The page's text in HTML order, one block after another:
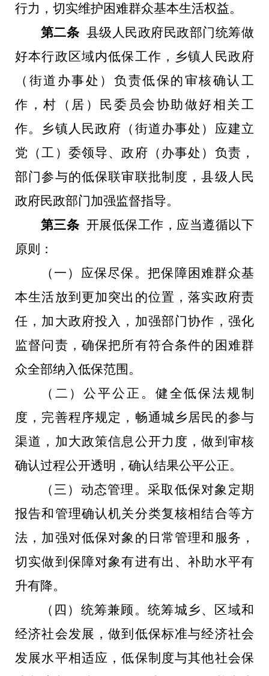
行力，切实维护困难群众基本生活权益。
第二条 县级人民政府民政部门统筹做
好本行政区域内低保工作，乡镇人民政府
（街道办事处）负责低保的审核确认工
作，村（居）民委员会协助做好相关工
作。乡镇人民政府（街道办事处）应建立
党（工）委领导、政府（办事处）负责，
部门参与的低保联审联批制度，县级人民
政府民政部门加强监督指导。
第三条 开展低保工作，应当遵循以下
原则：
（一）应保尽保。把保障困难群众基
本生活放到更加突出的位置，落实政府责
任，加大政府投入，加强部门协作，强化
监督问责，确保把所有符合条件的困难群
众全部纳入低保范围。
（二）公平公正。健全低保法规制
度，完善程序规定，畅通城乡居民的参与
渠道，加大政策信息公开力度，做到审核
确认过程公开透明，确认结果公平公正。
（三）动态管理。采取低保对象定期
报告和管理确认机关分类复核相结合等方
法，加强对低保对象的日常管理和服务，
切实做到保障对象有进有出、补助水平有
升有降。
（四）统筹兼顾。统筹城乡、区域和
经济社会发展，做到低保标准与经济社会
发展水平相适应，低保制度与其他社会保